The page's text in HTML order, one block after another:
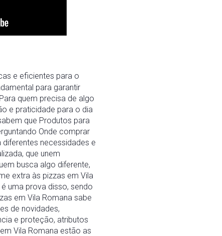
e eficientes para o
para garantir
quem precisa de algo
e praticidade para o dia
que Produtos para
Onde comprar
necessidades e
que unem
busca algo diferente,
extra às pizzas em Vila
uma prova disso, sendo
em Vila Romana sabe
de novidades,
e proteção, atributos
Vila Romana estão as